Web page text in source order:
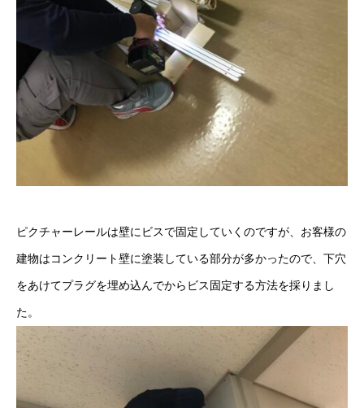
ピクチャーレールは壁にビスで固定していくのですが、お客様の
建物はコンクリート壁に塗装している部分が多かったので、下穴
をあけてプラグを埋め込んでからビス固定する方法を採りまし
た。